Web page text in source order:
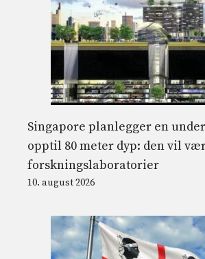
Singapore planlegger en
opptil 80 meter dyp: den vil
forskningslaboratorier
10. august 2026